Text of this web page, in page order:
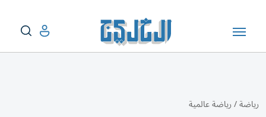
رياضة/رياضة عالمية